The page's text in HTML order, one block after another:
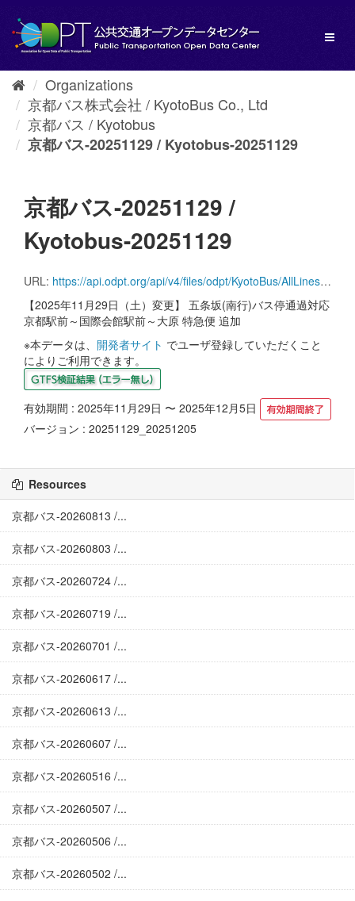
content
Organizations
京都バス株式会社 / KyotoBus Co., Ltd
京都バス / Kyotobus
京都バス-20251129 / Kyotobus-20251129
京都バス-20251129 /
Kyotobus-20251129
URL: https://api.odpt.org/api/v4/files/odpt/KyotoBus/AllLinesAnotherversion.zip?date=20251129&acl:consumerKey=[アクセストークン/YOUR_ACCESS_TOKEN]
【2025年11月29日（土）変更】 五条坂(南行)バス停通過対応
京都駅前～国際会館駅前～大原 特急便 追加
※本データは、 開発者サイト でユーザ登録していただくこと
によりご利用できます。
有効期間 : 2025年11月29日 〜 2025年12月5日
バージョン : 20251129_20251205
Resources
京都バス-20260813 /...
京都バス-20260803 /...
京都バス-20260724 /...
京都バス-20260719 /...
京都バス-20260701 /...
京都バス-20260617 /...
京都バス-20260613 /...
京都バス-20260607 /...
京都バス-20260516 /...
京都バス-20260507 /...
京都バス-20260506 /...
京都バス-20260502 /...